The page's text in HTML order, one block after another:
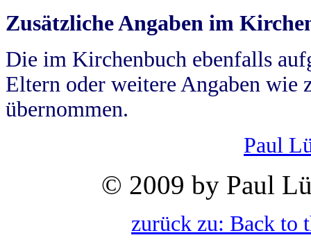
Zusätzliche Angaben im
Die im Kirchenbuch ebenfalls
Eltern oder weitere Angaben wie
übernommen.
Paul
© 2009 by Paul
zurück zu: Back to